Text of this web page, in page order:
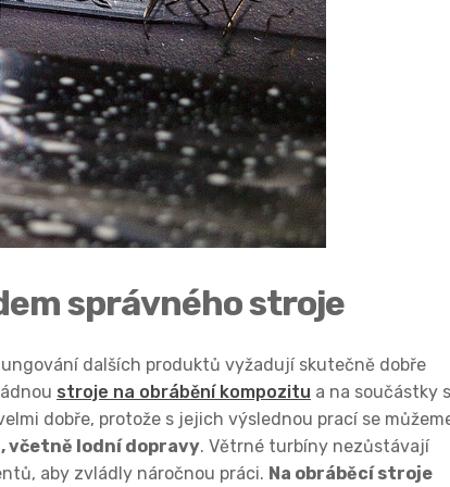
správného stroje
dalších produktů vyžadují skutečně dobře
stroje na obrábění kompozitu a na součástky
dobře, protože s jejich výslednou prací se
včetně lodní dopravy. Větrné turbíny nezůstávají
aby zvládly náročnou práci. Na obráběcí stroje